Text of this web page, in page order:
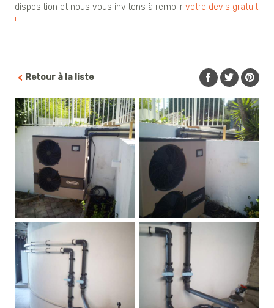
disposition et nous vous invitons à remplirvotre devis gratuit
!
Retour à la liste